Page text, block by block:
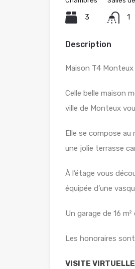
3 1
Description
Maison T4 Monteux
Celle belle maison
ville de Monteux
Elle se compose
une jolie terrasse
À l’étage vous
équipée d’une
Un garage de 16
Les honoraires
VISITE VIRTUELLE